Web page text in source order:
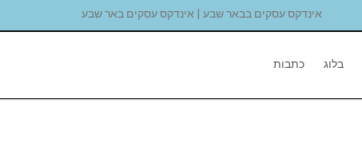
אינדקס עסקים בבאר שבע | אינדקס עסקים באר שבע
בלוג כתבות